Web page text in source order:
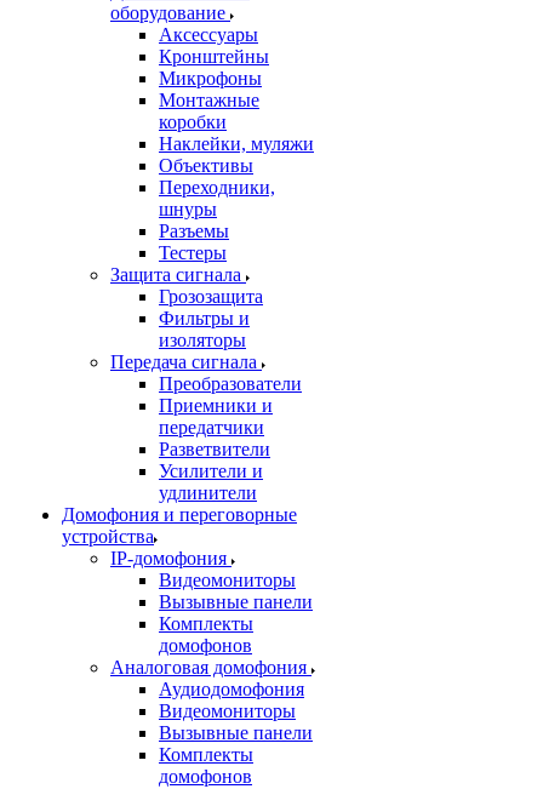
оборудование
Аксессуары
Кронштейны
Микрофоны
Монтажные
коробки
Наклейки, муляжи
Объективы
Переходники,
шнуры
Разъемы
Тестеры
Защита сигнала
Грозозащита
Фильтры и
изоляторы
Передача сигнала
Преобразователи
Приемники и
передатчики
Разветвители
Усилители и
удлинители
Домофония и переговорные
устройства
IP-домофония
Видеомониторы
Вызывные панели
Комплекты
домофонов
Аналоговая домофония
Аудиодомофония
Видеомониторы
Вызывные панели
Комплекты
домофонов